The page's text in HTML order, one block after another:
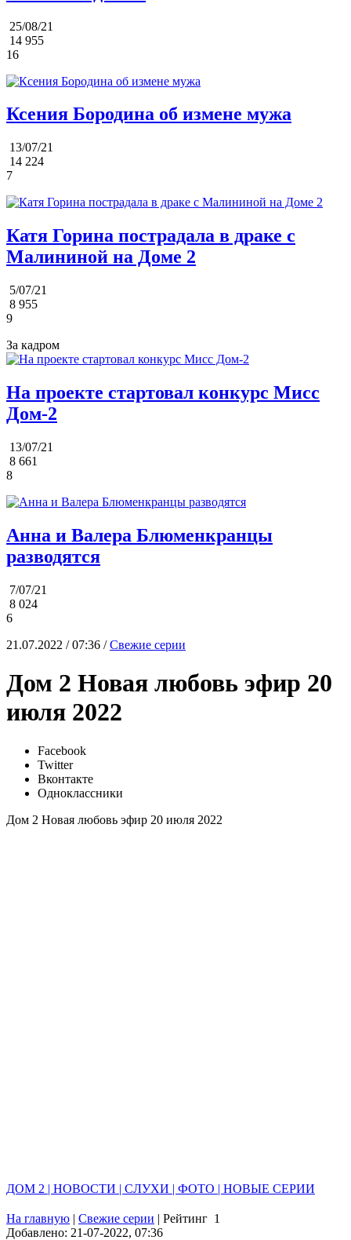
25/08/21
14 955
16
Ксения Бородина об измене мужа
13/07/21
14 224
7
Катя Горина пострадала в драке с
Малининой на Доме 2
5/07/21
8 955
9
За кадром
На проекте стартовал конкурс Мисс
Дом-2
13/07/21
8 661
8
Анна и Валера Блюменкранцы
разводятся
7/07/21
8 024
6
21.07.2022 / 07:36 /Свежие серии
Дом 2 Новая любовь эфир 20
июля 2022
Facebook
Twitter
Вконтакте
Одноклассники
Дом 2 Новая любовь эфир 20 июля 2022
ДОМ 2 | НОВОСТИ | СЛУХИ | ФОТО | НОВЫЕ СЕРИИ
На главную | Свежие серии | Рейтинг 1
Добавлено: 21-07-2022, 07:36